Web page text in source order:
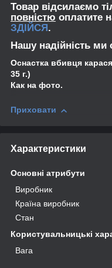
Товар відсилаємо
повністю оплатите
ЗДІЙСЯ.
Нашу надійність ми
Оснастка вбивця
35 г.)
Как на фото.
Приховати
Характеристики
Основні атрибути
Виробник
Країна виробник
Стан
Користувальницькі
Вага